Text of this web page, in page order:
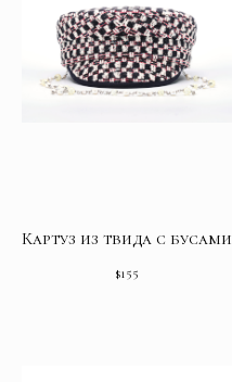
Картуз из твида с бусами
$155